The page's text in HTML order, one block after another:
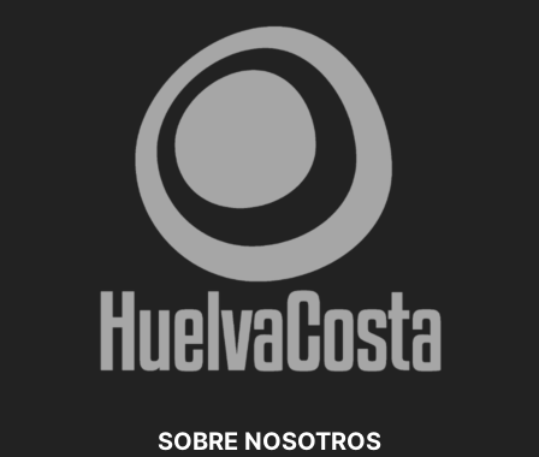
SOBRE NOSOTROS